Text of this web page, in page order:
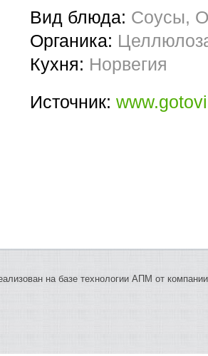
Вид блюда: Соусы,
Органика:
Кухня: Норвегия
Источник:
на базе технологии АПМ от компании